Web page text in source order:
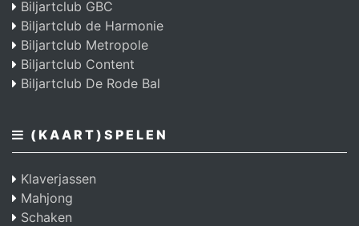
Biljartclub GBC
Biljartclub de Harmonie
Biljartclub Metropole
Biljartclub Content
Biljartclub De Rode Bal
(KAART)SPELEN
Klaverjassen
Mahjong
Schaken